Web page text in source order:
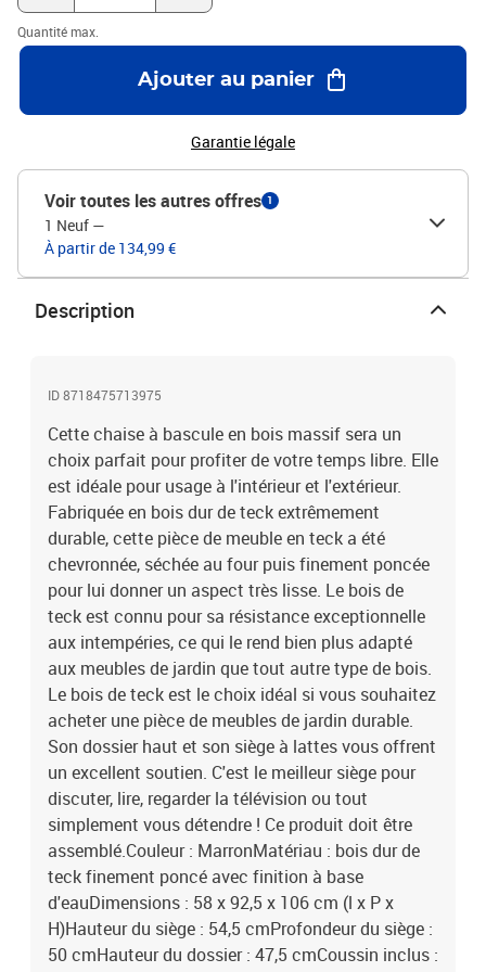
x P x H)Hauteur du siège : 54,5 cmProfondeur du siège : 50
cmHauteur du dossier : 47,5 cmCoussin inclus : non
Quantité max.
Ajouter au panier
Garantie légale
Voir toutes les autres offres 1
1 Neuf —
À partir de 134,99 €
Description
ID 8718475713975
Cette chaise à bascule en bois massif sera un
choix parfait pour profiter de votre temps libre. Elle
est idéale pour usage à l'intérieur et l'extérieur.
Fabriquée en bois dur de teck extrêmement
durable, cette pièce de meuble en teck a été
chevronnée, séchée au four puis finement poncée
pour lui donner un aspect très lisse. Le bois de
teck est connu pour sa résistance exceptionnelle
aux intempéries, ce qui le rend bien plus adapté
aux meubles de jardin que tout autre type de bois.
Le bois de teck est le choix idéal si vous souhaitez
acheter une pièce de meubles de jardin durable.
Son dossier haut et son siège à lattes vous offrent
un excellent soutien. C'est le meilleur siège pour
discuter, lire, regarder la télévision ou tout
simplement vous détendre ! Ce produit doit être
assemblé.Couleur : MarronMatériau : bois dur de
teck finement poncé avec finition à base
d'eauDimensions : 58 x 92,5 x 106 cm (l x P x
H)Hauteur du siège : 54,5 cmProfondeur du siège :
50 cmHauteur du dossier : 47,5 cmCoussin inclus :